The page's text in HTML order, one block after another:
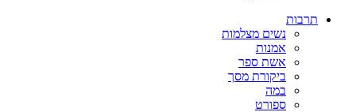
תרבות
נשים מצלמות
אמנות
אשת ספר
ביקורת מסך
במה
ספורט